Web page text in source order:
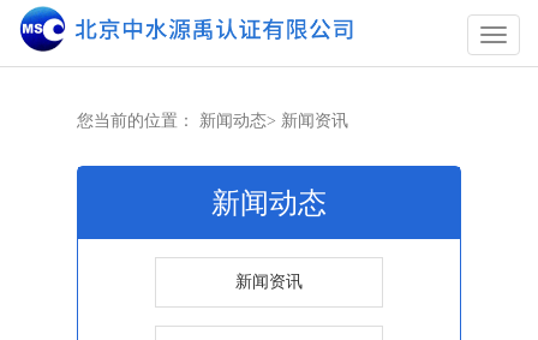
您当前的位置： 新闻动态> 新闻资讯
新闻动态
新闻资讯